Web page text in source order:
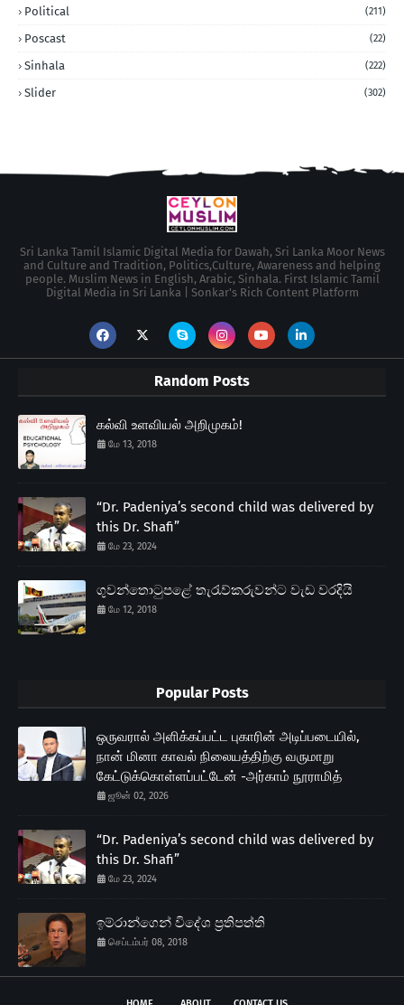
Political (211)
Poscast (22)
Sinhala (222)
Slider (302)
Sri Lanka Tamil Islamic Digital Media for Dawah, Sri Lanka Moor News
and Culture and Tradition, Politics,Culture, Awareness and helping
people. Muslim News in English, Arabic, Sinhala. First Islamic Tamil
Digital Media in Sri Lanka | Sonkar's Rich Content Platform
Random Posts
கல்வி உளவியல் அறிமுகம்!
மே 13, 2018
“Dr. Padeniya’s second child was delivered by
this Dr. Shafi”
மே 23, 2024
ගුවන්තොටුපළේ තැරැව්කරුවන්ට වැඩ වරදියි
மே 12, 2018
Popular Posts
ஒருவரால் அளிக்கப்பட்ட புகாரின் அடிப்படையில்,
நான் மினா காவல் நிலையத்திற்கு வருமாறு
கேட்டுக்கொள்ளப்பட்டேன் -அர்காம் நூராமித்
ஜூன் 02, 2026
“Dr. Padeniya’s second child was delivered by
this Dr. Shafi”
மே 23, 2024
ඉම්රාන්ගෙන් විදේශ ප‍්‍රතිපත්ති
செப்டம்பர் 08, 2018